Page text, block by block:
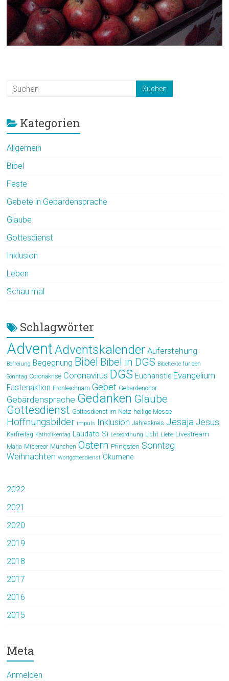
Kategorien
Allgemein
Bibel
Feste
Gebete in Gebärdensprache
Glaube
Gottesdienst
Inklusion
Leben
Schau mal
Schlagwörter
AdventAdventskalender Auferstehung
Befreiung Begegnung Bibel Bibel in DGS Bibeltexte für den
Sonntag Coronakrise Coronavirus DGS Eucharistie Evangelium
Fastenaktion Fronleichnam Gebet Gebärdenchor
Gebärdensprache Gedanken Glaube
Gottesdienst Gottesdienst im Netz heilige Messe
Hoffnungsbilder impuls Inklusion Jahreskreis Jesaja Jesus
Karfreitag Katholikentag Laudato Si Leseordnung Licht Liebe Livestream
Maria Misereor München Ostern Pfingsten Sonntag
Weihnachten Wortgottesdienst Ökumene
2022
2021
2020
2019
2018
2017
2016
2015
Meta
Anmelden